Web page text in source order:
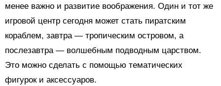
менее важно и развитие воображения. Один и тот же
игровой центр сегодня может стать пиратским
кораблем, завтра — тропическим островом, а
послезавтра — волшебным подводным царством.
Это можно сделать с помощью тематических
фигурок и аксессуаров.